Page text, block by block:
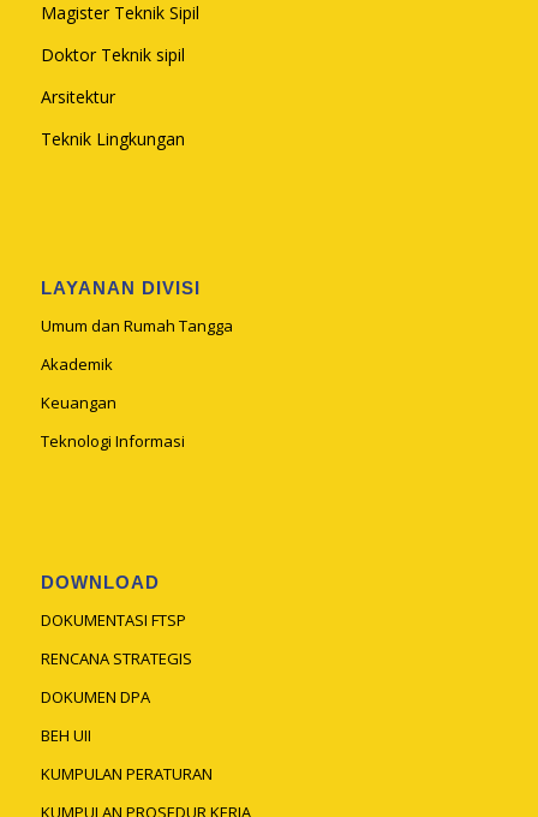
Magister Teknik Sipil
Doktor Teknik sipil
Arsitektur
Teknik Lingkungan
LAYANAN DIVISI
Umum dan Rumah Tangga
Akademik
Keuangan
Teknologi Informasi
DOWNLOAD
DOKUMENTASI FTSP
RENCANA STRATEGIS
DOKUMEN DPA
BEH UII
KUMPULAN PERATURAN
KUMPULAN PROSEDUR KERJA